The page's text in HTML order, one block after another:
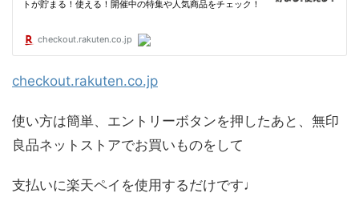
checkout.rakuten.co.jp
使い方は簡単、エントリーボタンを押したあと、無印
良品ネットストアでお買いものをして
支払いに楽天ペイを使用するだけです♩